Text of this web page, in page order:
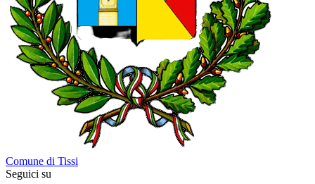
Comune di Tissi
Seguici su